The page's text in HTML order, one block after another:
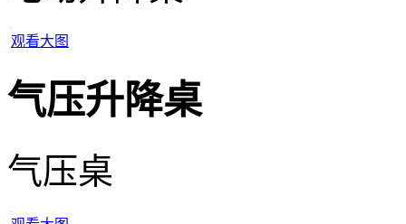
观看大图
气压升降桌
气压桌